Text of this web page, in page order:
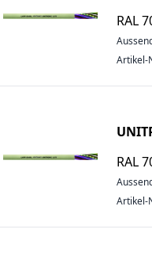
RAL
Artikel-
RAL
Artikel-